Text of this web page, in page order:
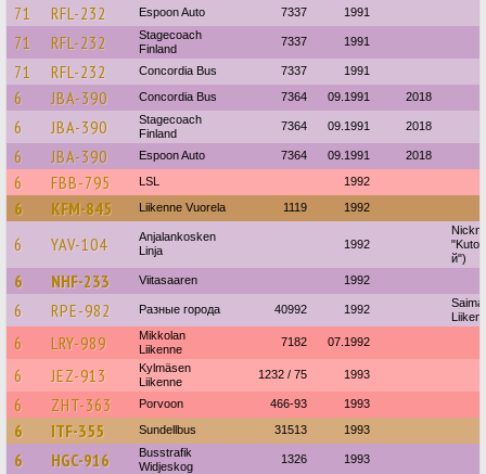
71 RFL-232 Espoon Auto 7337 1991
71 RFL-232
Stagecoach
Finland
7337 1991
71 RFL-232 Concordia Bus 7337 1991
6 JBA-390 Concordia Bus 7364 09.1991 2018
6 JBA-390
Stagecoach
Finland
7364 09.1991 2018
6 JBA-390 Espoon Auto 7364 09.1991 2018
6 FBB-795 LSL 1992
6 KFM-845 Liikenne Vuorela 1119 1992
6 YAV-104
Anjalankosken
Linja
1992
й")
6 NHF-233 Viitasaaren 1992
6 RPE-982 Разные города 40992 1992
6 LRY-989
Mikkolan
Liikenne
7182 07.1992
6 JEZ-913
Kylmäsen
Liikenne
1232 / 75 1993
6 ZHT-363 Porvoon 466-93 1993
6 ITF-355 Sundellbus 31513 1993
6 HGC-916
Busstrafik
Widjeskog
1326 1993